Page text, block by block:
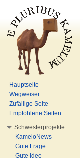
Hauptseite
Wegweiser
Zufällige Seite
Empfohlene Seiten
Schwesterprojekte
KameloNews
Gute Frage
Gute Idee